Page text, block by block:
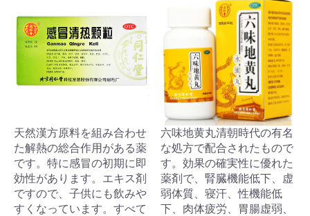
天然漢方原料を組み合わせ
た解熱の総合作用がある薬
です。特に感冒の初期に即
効性があります。エキス剤
ですので、子供にも飲みや
すくなっています。すべて
六味地黄丸清朝時代の有名
な処方で配合されたもので
す。効果の確実性に優れた
薬剤で、腎臓機能低下、虚
弱体質、寝汗、性機能低
下、肉体疲労、胃腸虚弱、